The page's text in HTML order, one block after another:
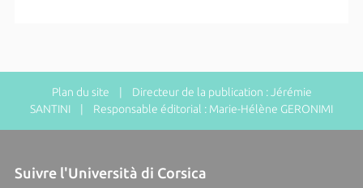
Plan du site | Directeur de la publication : Jérémie
SANTINI | Responsable éditorial : Marie-Hélène GERONIMI
Suivre l'Università di Corsica